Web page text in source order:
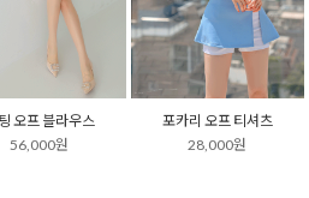
오프 블라우스
56,000원
포카리 오프 티셔츠
28,000원